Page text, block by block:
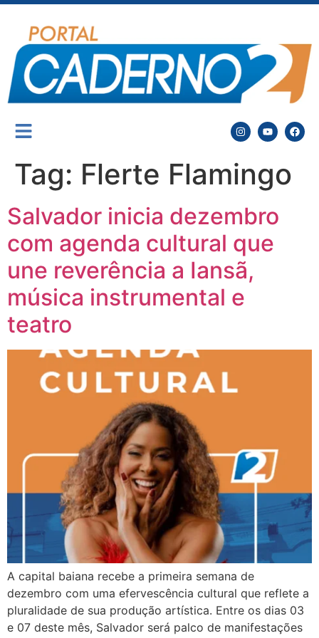
Tag: Flerte Flamingo
Salvador inicia dezembro
com agenda cultural que
une reverência a Iansã,
música instrumental e
teatro
A capital baiana recebe a primeira semana de
dezembro com uma efervescência cultural que reflete a
pluralidade de sua produção artística. Entre os dias 03
e 07 deste mês, Salvador será palco de manifestações